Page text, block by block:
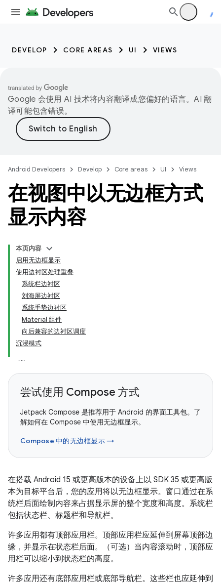
DEVELOP CORE AREAS UI VIEWS
Google 会使用 AI 技术将内容翻译成您偏好的语言。AI 翻
译可能包含错误。
Android Developers Develop Core areas UI Views
在视图中以无边框方式
显示内容
本页内容
启用无边框显示
使用边衬区处理重叠
系统栏边衬区
刘海屏边衬区
系统手势边衬区
Material 组件
向后兼容的边衬区调度
沉浸模式
尝试使用 Compose 方式
Jetpack Compose 是推荐用于 Android 的界面工具包。了
解如何在 Compose 中使用无边框显示。
Compose 中的无边框显示 →
在搭载 Android 15 或更高版本的设备上以 SDK 35 或更高版
本为目标平台后，您的应用将以无边框显示。窗口通过在系
统栏后面绘制内容来占据显示屏的整个宽度和高度。系统栏
包括状态栏、标题栏和导航栏。
许多应用都有顶部应用栏。顶部应用栏应延伸到屏幕顶部边
缘，并显示在状态栏后面。（可选）当内容滚动时，顶部应
用栏可以缩小到状态栏的高度。
许多应用还有底部应用栏或底部导航栏。这些栏也应延伸到